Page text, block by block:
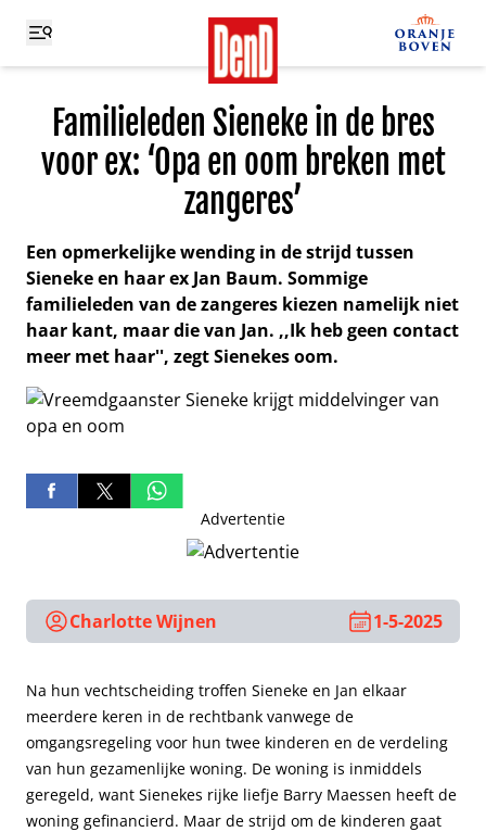
Familieleden Sieneke in de bres
voor ex: ‘Opa en oom breken met
zangeres’
Een opmerkelijke wending in de strijd tussen
Sieneke en haar ex Jan Baum. Sommige
familieleden van de zangeres kiezen namelijk niet
haar kant, maar die van Jan. ,,Ik heb geen contact
meer met haar'', zegt Sienekes oom.
Advertentie
Charlotte Wijnen 1-5-2025
Na hun vechtscheiding troffen Sieneke en Jan elkaar
meerdere keren in de rechtbank vanwege de
omgangsregeling voor hun twee kinderen en de verdeling
van hun gezamenlijke woning. De woning is inmiddels
geregeld, want Sienekes rijke liefje Barry Maessen heeft de
woning gefinancierd. Maar de strijd om de kinderen gaat